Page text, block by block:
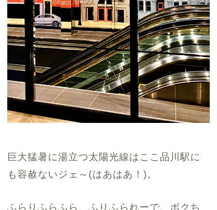
巨大猛暑に湯立つ太陽光線はここ品川駅に
も容赦ないジェ～(はあはあ！)。
ふらりふらふら、ふりふられーで、ボクち